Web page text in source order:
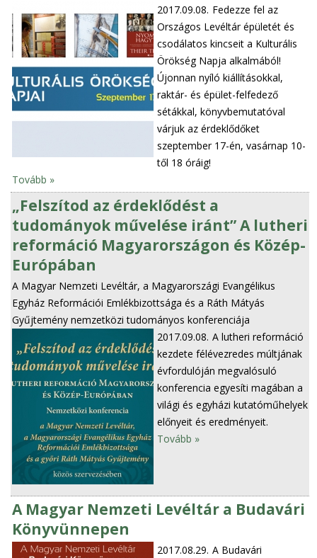
2017.09.08. Fedezze fel az
Országos Levéltár épületét és
csodálatos kincseit a Kulturális
Örökség Napja alkalmából!
Újonnan nyíló kiállításokkal,
raktár- és épület-felfedező
sétákkal, könyvbemutatóval
várjuk az érdeklődőket
szeptember 17-én, vasárnap 10-
től 18 óráig!
Tovább »
„Felszítod az érdeklődést a
tudományok művelése iránt” A lutheri
reformáció Magyarországon és Közép-
Európában
A Magyar Nemzeti Levéltár, a Magyarországi Evangélikus
Egyház Reformációi Emlékbizottsága és a Ráth Mátyás
Gyűjtemény nemzetközi tudományos konferenciája
2017.09.08. A lutheri reformáció
kezdete félévezredes múltjának
évfordulóján megvalósuló
konferencia egyesíti magában a
világi és egyházi kutatóműhelyek
előnyeit és eredményeit.
Tovább »
A Magyar Nemzeti Levéltár a Budavári
Könyvünnepen
2017.08.29. A Budavári